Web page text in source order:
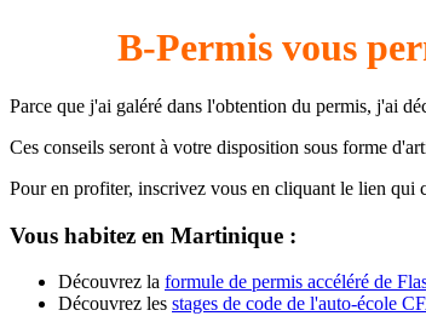
B-Permis vous
Parce que j'ai galéré dans l'obtention du permis, j'ai
Ces conseils seront à votre disposition sous forme
Pour en profiter, inscrivez vous en cliquant le lien qui
Vous habitez en Martinique :
Découvrez la formule de permis accéléré de
Découvrez les stages de code de l'auto-école